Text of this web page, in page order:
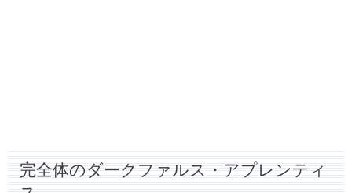
完全体のダークファルス・アプレンティ